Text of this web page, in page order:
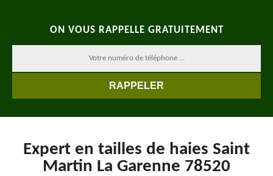
ON VOUS RAPPELLE GRATUITEMENT
Expert en tailles de haies Saint
Martin La Garenne 78520